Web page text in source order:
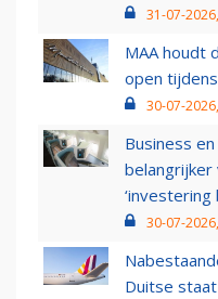
31-07-
MAA houdt
open
30-07-
Business
belangrijker
‘investering
30-07-
Duitse